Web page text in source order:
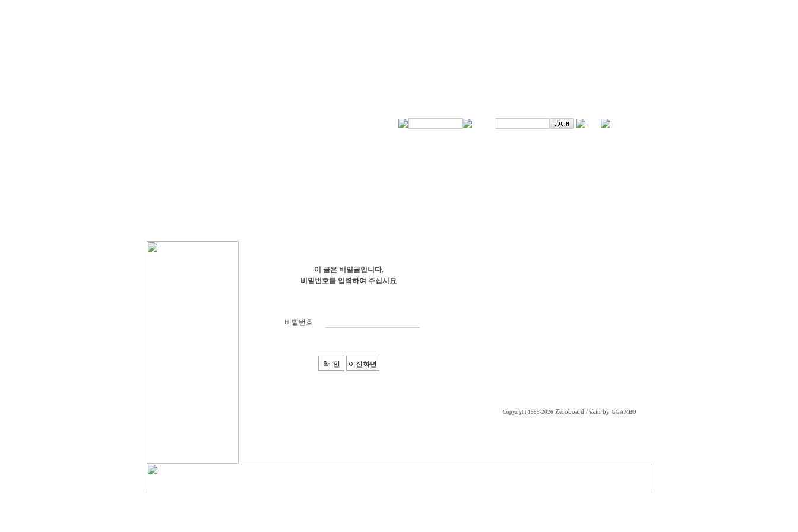
이 글은 비밀글입니다.
비밀번호를 입력하여 주십시요
비밀번호
Copyright 1999-2026 Zeroboard / skin by GGAMBO